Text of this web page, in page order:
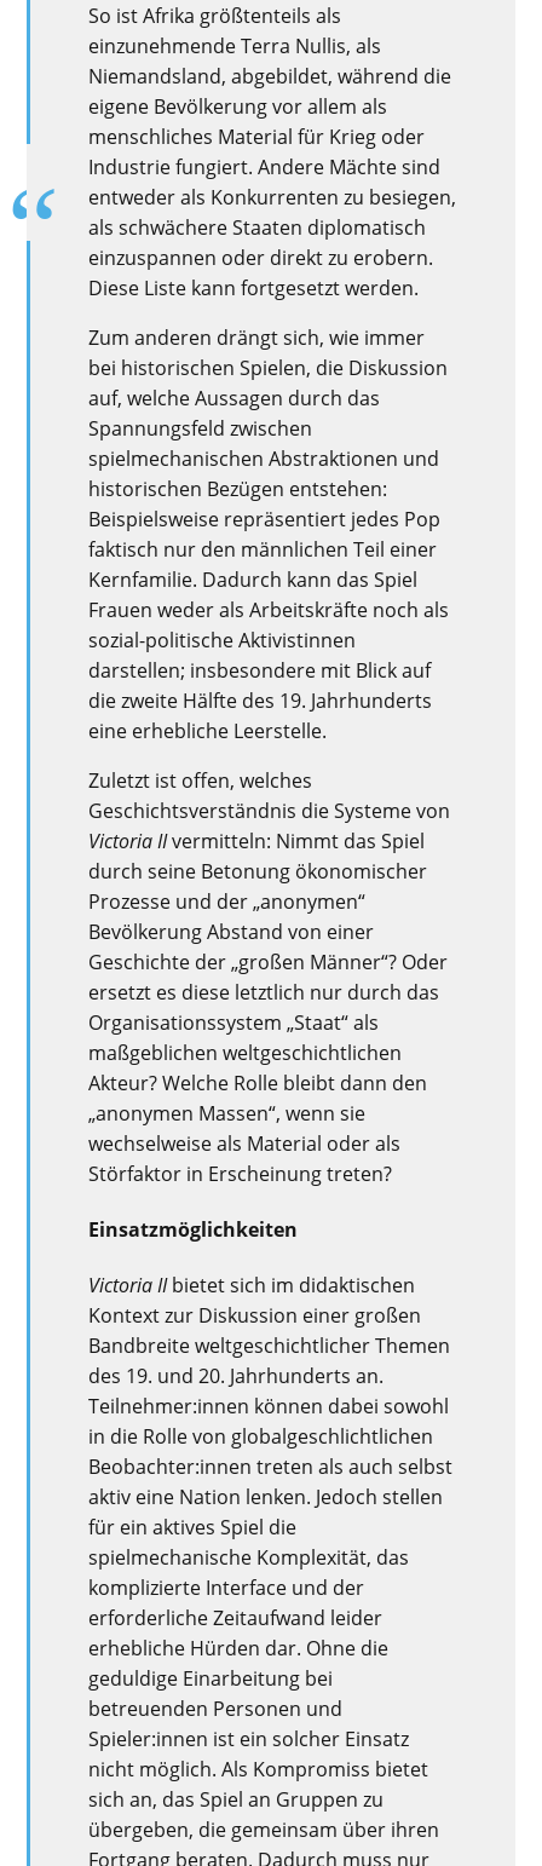
So ist Afrika größtenteils als
einzunehmende Terra Nullis, als
Niemandsland, abgebildet, während die
eigene Bevölkerung vor allem als
menschliches Material für Krieg oder
Industrie fungiert. Andere Mächte sind
entweder als Konkurrenten zu besiegen,
als schwächere Staaten diplomatisch
einzuspannen oder direkt zu erobern.
Diese Liste kann fortgesetzt werden.
Zum anderen drängt sich, wie immer
bei historischen Spielen, die Diskussion
auf, welche Aussagen durch das
Spannungsfeld zwischen
spielmechanischen Abstraktionen und
historischen Bezügen entstehen:
Beispielsweise repräsentiert jedes Pop
faktisch nur den männlichen Teil einer
Kernfamilie. Dadurch kann das Spiel
Frauen weder als Arbeitskräfte noch als
sozial-politische Aktivistinnen
darstellen; insbesondere mit Blick auf
die zweite Hälfte des 19. Jahrhunderts
eine erhebliche Leerstelle.
Zuletzt ist offen, welches
Geschichtsverständnis die Systeme von
Victoria IIvermitteln: Nimmt das Spiel
durch seine Betonung ökonomischer
Prozesse und der „anonymen“
Bevölkerung Abstand von einer
Geschichte der „großen Männer“? Oder
ersetzt es diese letztlich nur durch das
Organisationssystem „Staat“ als
maßgeblichen weltgeschichtlichen
Akteur? Welche Rolle bleibt dann den
„anonymen Massen“, wenn sie
wechselweise als Material oder als
Störfaktor in Erscheinung treten?
Einsatzmöglichkeiten
Victoria IIbietet sich im didaktischen
Kontext zur Diskussion einer großen
Bandbreite weltgeschichtlicher Themen
des 19. und 20. Jahrhunderts an.
Teilnehmer:innen können dabei sowohl
in die Rolle von globalgeschlichtlichen
Beobachter:innen treten als auch selbst
aktiv eine Nation lenken. Jedoch stellen
für ein aktives Spiel die
spielmechanische Komplexität, das
komplizierte Interface und der
erforderliche Zeitaufwand leider
erhebliche Hürden dar. Ohne die
geduldige Einarbeitung bei
betreuenden Personen und
Spieler:innen ist ein solcher Einsatz
nicht möglich. Als Kompromiss bietet
sich an, das Spiel an Gruppen zu
übergeben, die gemeinsam über ihren
Fortgang beraten. Dadurch muss nur